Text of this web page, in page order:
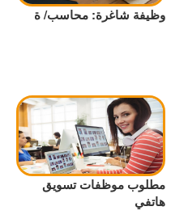
وظيفة شاغرة: محاسب/ ة
مطلوب موظفات تسويق
هاتفي